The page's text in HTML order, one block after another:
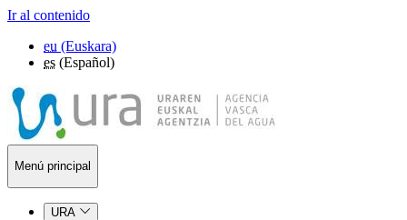
Ir al contenido
eu (Euskara)
es (Español)
Menú principal
URA